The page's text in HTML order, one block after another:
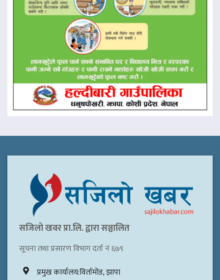
सजिलो खवर प्रा.लि. द्वारा सञ्चालित
सूचना तथा प्रसारण विभाग दर्ता नं ६७९
प्रमुख कार्यालय:विर्तामोड, झापा